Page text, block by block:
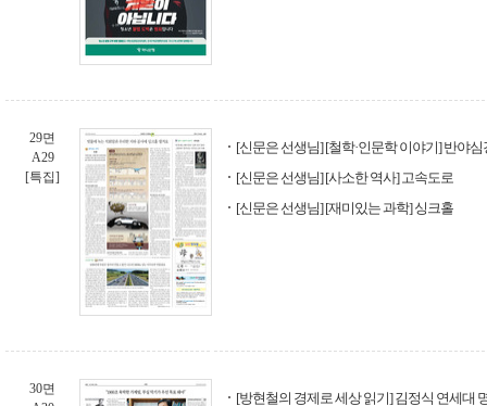
29면
A29
[특집]
[신문은 선생님] [철학·인문학 이야기] 반야심
[신문은 선생님] [사소한 역사] 고속도로
[신문은 선생님] [재미있는 과학] 싱크홀
30면
[방현철의 경제로 세상 읽기] 김정식 연세대